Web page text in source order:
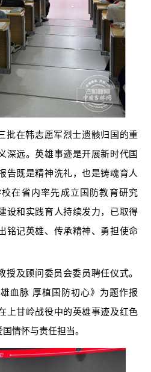
批在韩志愿军烈士遗骸归国的重
深远。英雄事迹是开展新时代国
告既是精神洗礼，也是铸魂育人
在省内率先成立国防教育研究
设和实践育人持续发力，已取得
铭记英雄、传承精神、勇担使命
授及顾问委员会委员聘任仪式。
血脉 厚植国防初心》为题作报
上甘岭战役中的英雄事迹及红色
情怀与责任担当。